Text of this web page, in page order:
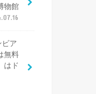
物館
ビア
無料
はド